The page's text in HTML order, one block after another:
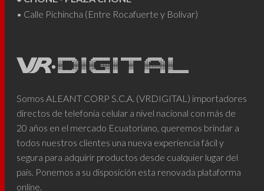
• Calle Pichincha (Entre Rocafuerte y Bolívar)
Somos ALEANT CORP S.C.A. (VRDIGITAL) importadores
directos de telefonía celular a nivel nacional con más de
20 años en el mercado Ecuatoriano, queremos brindar a
todos nuestros clientes una nueva experiencia fácil y
segura para adquirir productos desde cualquier lugar del
país. Ponemos a su disposición esta renovada plataforma
online.